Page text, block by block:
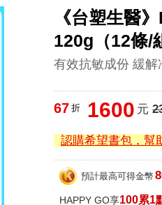
《台塑生醫
120g（12條/
有效抗敏成份 緩
67 折 1600 元
認購希望書包，幫
預計最高可得金幣
HAPPY GO享100累1